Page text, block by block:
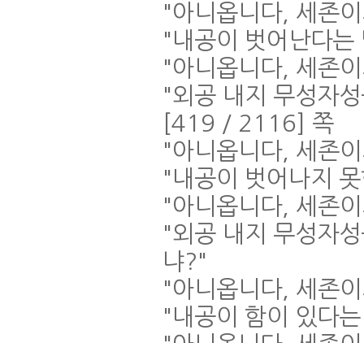
"아니옵니다, 세존
" 내공이 벗어난다
"아니옵니다, 세존
"외공 내지 무성자
[419 / 2116] 쪽
"아니옵니다, 세존
" 내공이 벗어나지
"아니옵니다, 세존
"외공 내지 무성자
냐?"
"아니옵니다, 세존
" 내공이 함이 있다